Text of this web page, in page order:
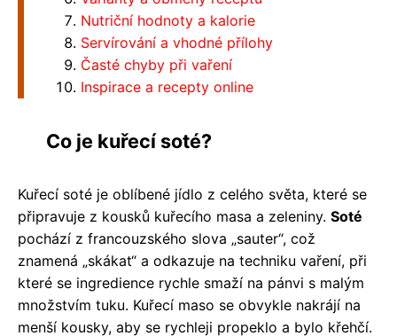
Nutriční hodnoty a kalorie
Servírování a vhodné přílohy
Časté chyby při vaření
Inspirace a recepty online
Co je kuřecí soté?
Kuřecí soté je oblíbené jídlo z celého světa, které se
připravuje z kousků kuřecího masa a zeleniny. Soté
pochází z francouzského slova „sauter“, což
znamená „skákat“ a odkazuje na techniku vaření, při
které se ingredience rychle smaží na pánvi s malým
množstvím tuku. Kuřecí maso se obvykle nakrájí na
menší kousky, aby se rychleji propeklo a bylo křehčí.